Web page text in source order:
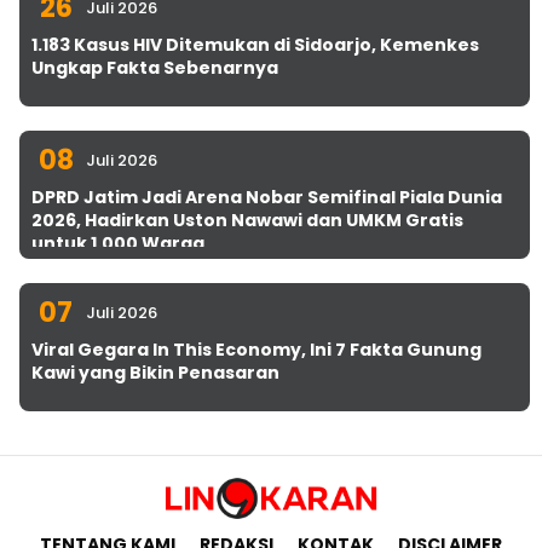
26 Juli 2026
1.183 Kasus HIV Ditemukan di Sidoarjo, Kemenkes
Ungkap Fakta Sebenarnya
08 Juli 2026
DPRD Jatim Jadi Arena Nobar Semifinal Piala Dunia
2026, Hadirkan Uston Nawawi dan UMKM Gratis
untuk 1.000 Warga
07 Juli 2026
Viral Gegara In This Economy, Ini 7 Fakta Gunung
Kawi yang Bikin Penasaran